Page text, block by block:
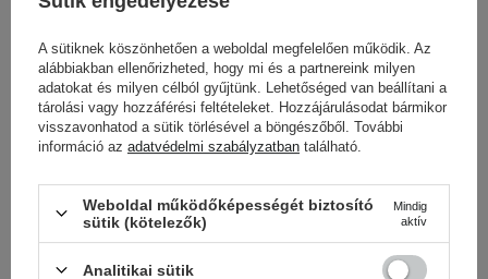
Mineral Powder - Laza
Ásványi Púder - 5g
Carbonated Bubble Clay
Mask - Tisztító
Agyagmaszk - 100ml
A sütiknek köszönhetően a weboldal megfelelően működik. Az
alábbiakban ellenőrizheted, hogy mi és a partnereink milyen
adatokat és milyen célból gyűjtünk. Lehetőséged van beállítani a
tárolási vagy hozzáférési feltételeket. Hozzájárulásodat bármikor
visszavonhatod a sütik törlésével a böngészőből. További
információ az adatvédelmi szabályzatban található.
Weboldal működőképességét biztosító
sütik (kötelezők)
Mindig
aktív
Analitikai sütik